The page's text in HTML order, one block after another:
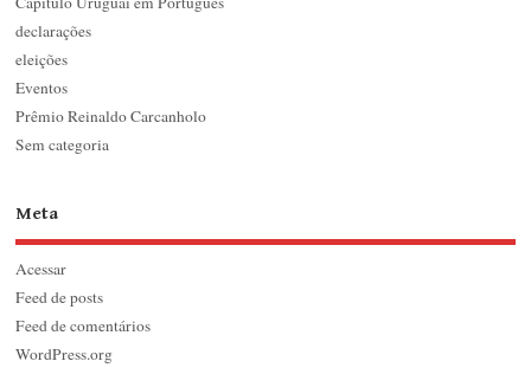
declarações
eleições
Eventos
Prêmio Reinaldo Carcanholo
Sem categoria
Meta
Acessar
Feed de posts
Feed de comentários
WordPress.org